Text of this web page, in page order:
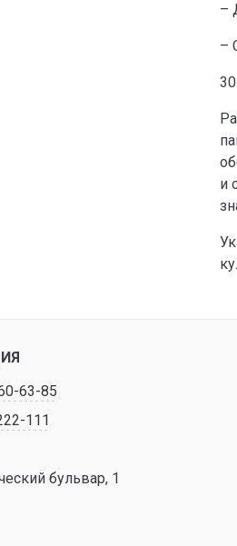
–
–
и
63-85
111
бульвар, 1